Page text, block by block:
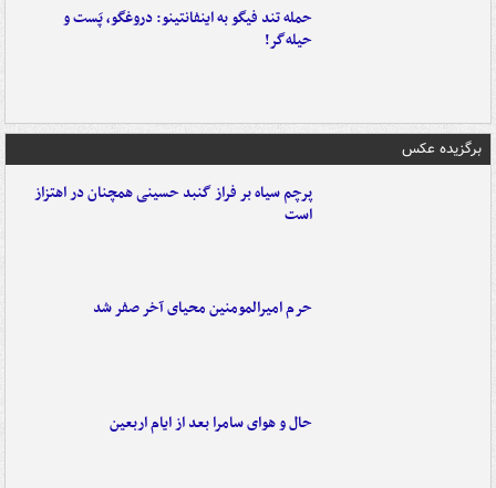
حمله تند فیگو به اینفانتینو: دروغگو، پَست‌ و
حیله‌گر!
برگزیده عکس
پرچم سیاه بر فراز گنبد حسینی همچنان در اهتزاز
است
حرم امیرالمومنین محیای آخر صفر شد
حال و هوای سامرا بعد از ایام اربعین